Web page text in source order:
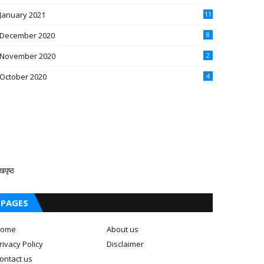
January 2021 11
December 2020 8
November 2020 2
October 2020 4
PAGES
About us
Policy
Disclaimer
us